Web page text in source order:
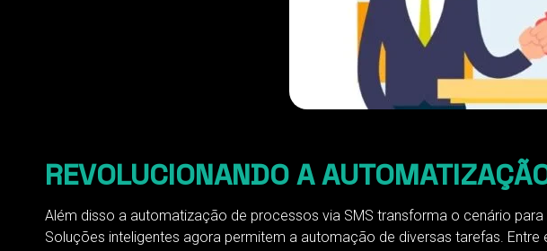
REVOLUCIONANDO A
Além disso a automatização de processos via SMS transforma o cenário
Soluções inteligentes agora permitem a automação de diversas tarefas.